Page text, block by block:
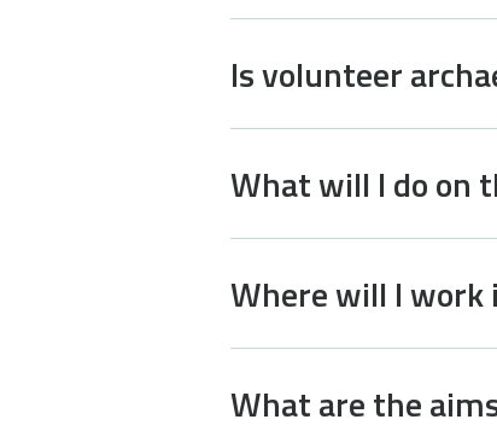
Is volunteer
What will I do on
Where will I work
What are the